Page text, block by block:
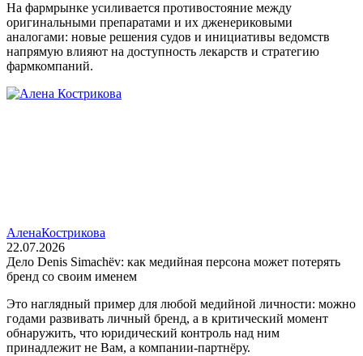
На фармрынке усиливается противостояние между
оригинальными препаратами и их дженериковыми
аналогами: новые решения судов и инициативы ведомств
напрямую влияют на доступность лекарств и стратегию
фармкомпаний.
АленаКострикова
22.07.2026
Дело Denis Simachëv: как медийная персона может потерять
бренд со своим именем
Это наглядный пример для любой медийной личности: можно
годами развивать личный бренд, а в критический момент
обнаружить, что юридический контроль над ним
принадлежит не Вам, а компании‑партнёру.